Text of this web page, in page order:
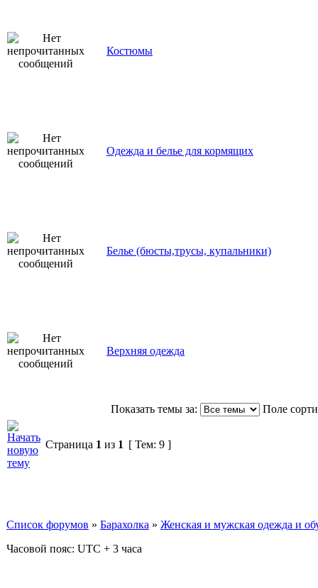
Костюмы
Одежда и белье для кормящих
Белье (бюсты,трусы, купальники)
Верхняя одежда
Показать темы за: Поле
Страница 1 из 1 [ Тем: 9 ]
Список форумов » Барахолка » Женская и мужская одежда и
Часовой пояс: UTC + 3 часа